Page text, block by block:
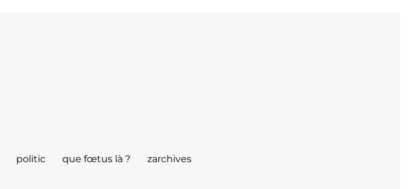
politic que fœtus là ? zarchives